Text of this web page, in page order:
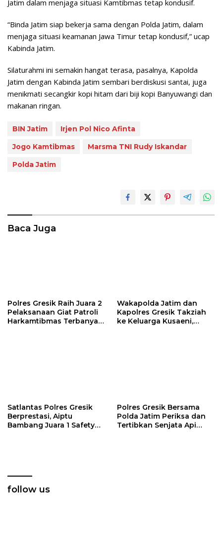
Jatim dalam menjaga situasi Kamtibmas tetap kondusif.
“Binda Jatim siap bekerja sama dengan Polda Jatim, dalam
menjaga situasi keamanan Jawa Timur tetap kondusif,” ucap
Kabinda Jatim.
Silaturahmi ini semakin hangat terasa, pasalnya, Kapolda
Jatim dengan Kabinda Jatim sembari berdiskusi santai, juga
menikmati secangkir kopi hitam dari biji kopi Banyuwangi dan
makanan ringan.
BIN Jatim
Irjen Pol Nico Afinta
Jogo Kamtibmas
Marsma TNI Rudy Iskandar
Polda Jatim
Baca Juga
Polres Gresik Raih Juara 2
Pelaksanaan Giat Patroli
Harkamtibmas Terbanyak
Wakapolda Jatim dan
Kapolres Gresik Takziah
ke Keluarga Kusaeni,
Satlantas Polres Gresik
Berprestasi, Aiptu
Bambang Juara 1 Safety
Polres Gresik Bersama
Polda Jatim Periksa dan
Tertibkan Senjata Api
follow us